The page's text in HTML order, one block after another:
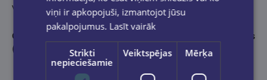
Vāka māksliniece, sērijas logo autore: Zane Ernštreite
Grāmatas iznākšanu atbalstījis Valsts Kultūrkapitāla fonds
(VKKF) un Latviešu fonds
viņi ir apkopojuši, izmantojot jūsu
pakalpojumus. Lasīt vairāk
Strikti
nepieciešamie
Veiktspējas Mērķa